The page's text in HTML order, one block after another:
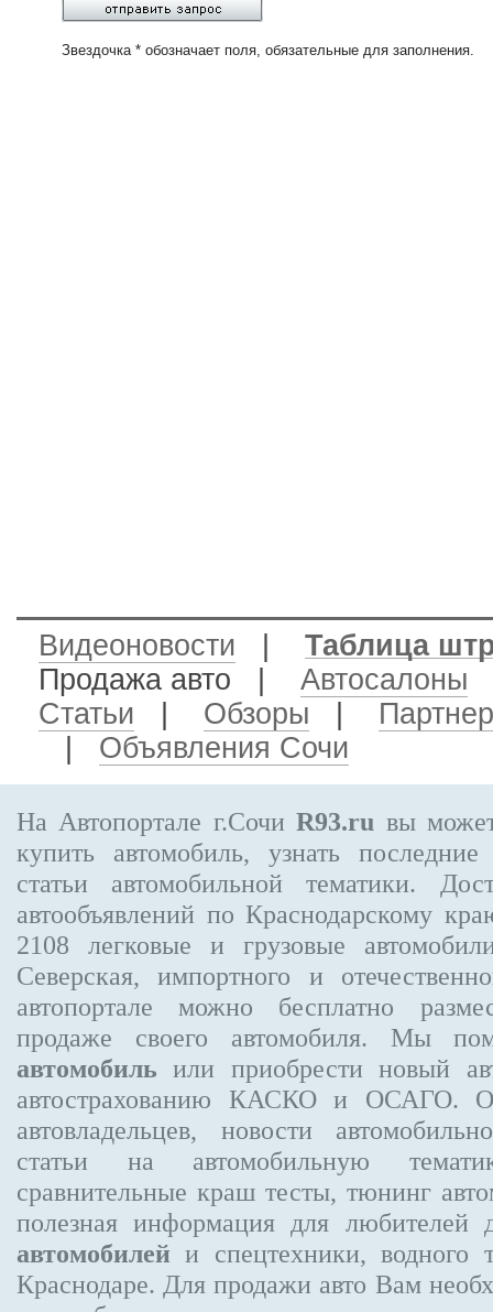
Звездочка * обозначает поля, обязательные для заполнения.
Видеоновости
Таблица
Продажа авто
Автосалоны
Статьи
Обзоры
Объявления Сочи
На Автопортале г.СочиR93.ru вы
купить автомобиль, узнать
статьи автомобильной тематики.
автообъявлений по Краснодарскому
2108 легковые и грузовые
Северская, импортного и
автопортале можно бесплатно
продаже своего автомобиля. Мы
автомобиль или приобрести новый
автострахованию КАСКО и ОСАГО.
автовладельцев, новости
статьи на автомобильную
сравнительные краш тесты, тюнинг
полезная информация для любителей
автомобилей и спецтехники, водного
Краснодаре. Для продажи авто Вам